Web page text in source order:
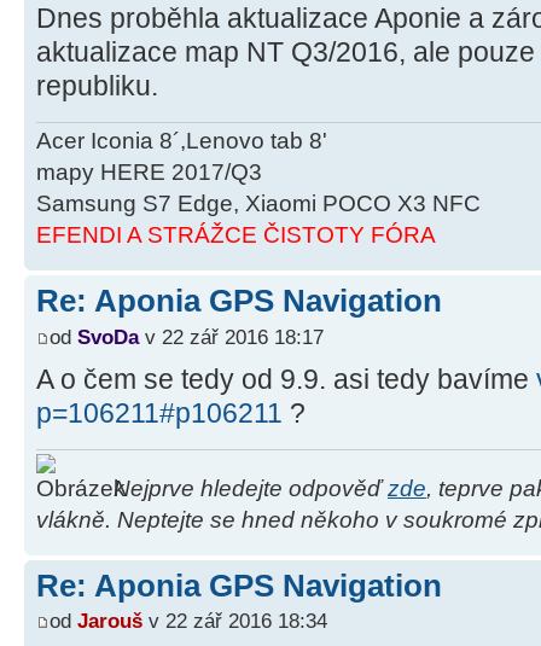
Dnes proběhla aktualizace Aponie a
aktualizace map NT Q3/2016, ale
republiku.
Acer Iconia 8´,Lenovo tab 8'
mapy HERE 2017/Q3
Samsung S7 Edge, Xiaomi POCO X3 NFC
EFENDI A STRÁŽCE ČISTOTY FÓRA
Re: Aponia GPS Navigation
od SvoDav 22 zář 2016 18:17
A o čem se tedy od 9.9. asi tedy bavíme
p=106211#p106211 ?
Nejprve hledejte odpověďzde, teprve
vlákně. Neptejte se hned někoho v soukromé
Re: Aponia GPS Navigation
od Jarouš v 22 zář 2016 18:34